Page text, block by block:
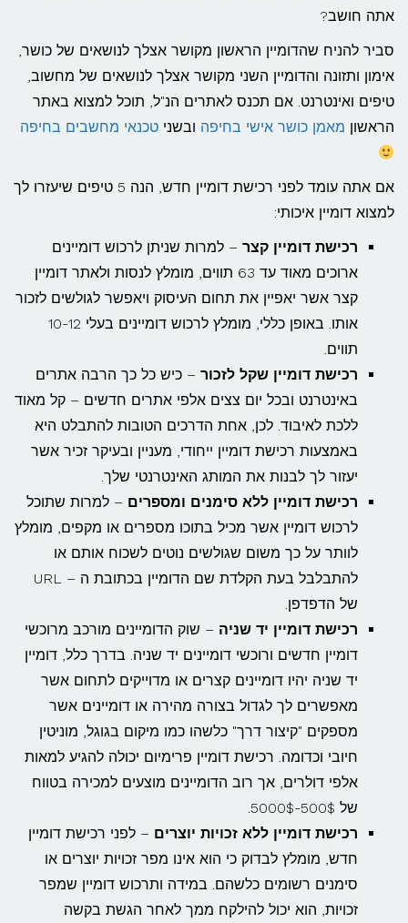
אתה חושב?
סביר להניח שהדומיין הראשון מקושר אצלך לנושאים של כושר,
אימון ותזונה והדומיין השני מקושר אצלך לנושאים של מחשוב,
טיפים ואינטרנט. אם תכנס לאתרים הנ"ל, תוכל למצוא באתר
הראשון מאמן כושר אישי בחיפה ובשני טכנאי מחשבים בחיפה
אם אתה עומד לפני רכישת דומיין חדש, הנה 5 טיפים שיעזרו לך
למצוא דומיין איכותי:
רכישת דומיין קצר – למרות שניתן לרכוש דומיינים
ארוכים מאוד עד 63 תווים, מומלץ לנסות ולאתר דומיין
קצר אשר יאפיין את תחום העיסוק ויאפשר לגולשים לזכור
אותו. באופן כללי, מומלץ לרכוש דומיינים בעלי 10-12
תווים.
רכישת דומיין שקל לזכור – כיש כל כך הרבה אתרים
באינטרנט ובכל יום צצים אלפי אתרים חדשים – קל מאוד
ללכת לאיבוד. לכן, אחת הדרכים הטובות להתבלט היא
באמצעות רכישת דומיין ייחודי, מעניין ובעיקר זכיר אשר
יעזור לך לבנות את המותג האינטרנטי שלך.
רכישת דומיין ללא סימנים ומספרים – למרות שתוכל
לרכוש דומיין אשר מכיל בתוכו מספרים או מקפים, מומלץ
לוותר על כך משום שגולשים נוטים לשכוח אותם או
להתבלבל בעת הקלדת שם הדומיין בכתובת ה – URL
של הדפדפן.
רכישת דומיין יד שניה – שוק הדומיינים מורכב מרוכשי
דומיין חדשים ורוכשי דומיינים יד שניה. בדרך כלל, דומיין
יד שניה יהיו דומיינים קצרים או מדוייקים לתחום אשר
מאפשרים לך לגדול בצורה מהירה או דומיינים אשר
מספקים "קיצור דרך" כלשהו כמו מיקום בגוגל, מוניטין
חיובי וכדומה. רכישת דומיין פרימיום יכולה להגיע למאות
אלפי דולרים, אך רוב הדומיינים מוצעים למכירה בטווח
של 500$-5000$.
רכישת דומיין ללא זכויות יוצרים – לפני רכישת דומיין
חדש, מומלץ לבדוק כי הוא אינו מפר זכויות יוצרים או
סימנים רשומים כלשהם. במידה ותרכוש דומיין שמפר
זכויות, הוא יכול להילקח ממך לאחר הגשת בקשה